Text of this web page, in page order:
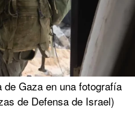
Gaza en una fotografía
de Defensa de Israel)